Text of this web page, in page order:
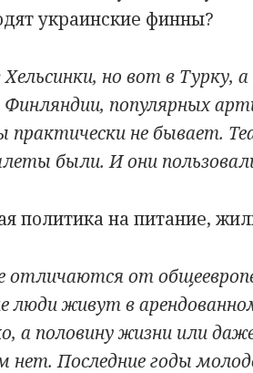
украинские финны?
но вот в Турку,
Финляндии, популярных
практически не бывает.
были. И они
политика на питание,
от
люди живут в
а половину жизни или
нет. Последние годы